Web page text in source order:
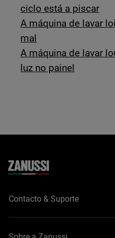
ciclo está a piscar
A máquina de lavar
mal
A máquina de lavar
luz no painel
Contacto & Suporte